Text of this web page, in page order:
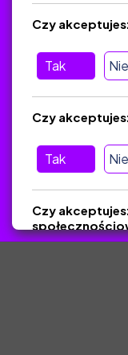
FAQ
wiadomość nie trafiła do
Tak Nie
Czy
Tak Nie
Czy
Czy